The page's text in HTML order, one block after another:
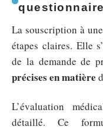
La souscription à
étapes claires. Elle
de la demande de
précises en matière
L’évaluation
détaillé. Ce